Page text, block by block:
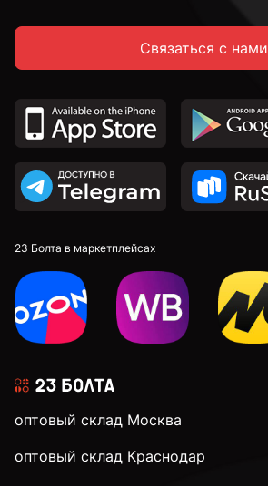
Связаться с нами
23 Болта в маркетплейсах
оптовый склад Москва
оптовый склад Краснодар